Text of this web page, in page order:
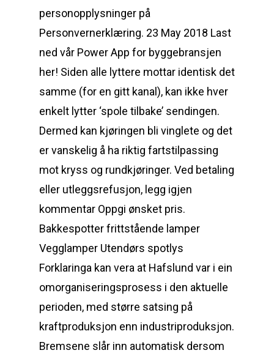
personopplysninger på
Personvernerklæring. 23 May 2018 Last
ned vår Power App for byggebransjen
her! Siden alle lyttere mottar identisk det
samme (for en gitt kanal), kan ikke hver
enkelt lytter ‘spole tilbake’ sendingen.
Dermed kan kjøringen bli vinglete og det
er vanskelig å ha riktig fartstilpassing
mot kryss og rundkjøringer. Ved betaling
eller utleggsrefusjon, legg igjen
kommentar Oppgi ønsket pris.
Bakkespotter frittstående lamper
Vegglamper Utendørs spotlys
Forklaringa kan vera at Hafslund var i ein
omorganiseringsprosess i den aktuelle
perioden, med større satsing på
kraftproduksjon enn industriproduksjon.
Bremsene slår inn automatisk dersom